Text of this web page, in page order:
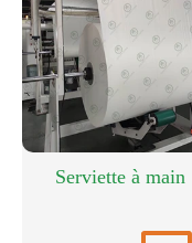
Serviette à main